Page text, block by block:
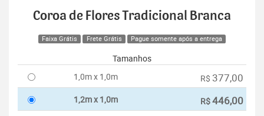
Coroa de Flores Tradicional Branca
Faixa Grátis Frete Grátis Pague somente após a entrega
Tamanhos
1,0m x 1,0m
R$ 377,00
1,2m x 1,0m R$446,00